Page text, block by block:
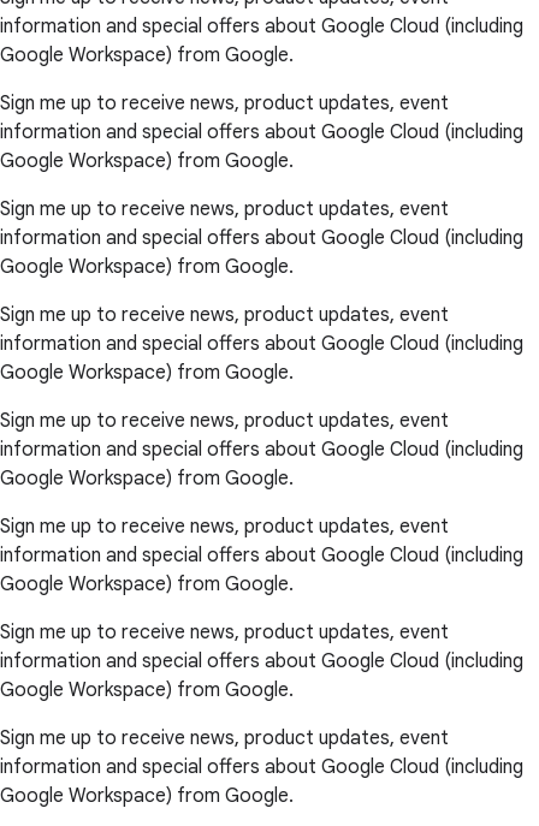
information and special offers about Google Cloud (including
Google Workspace) from Google.
Sign me up to receive news, product updates, event
information and special offers about Google Cloud (including
Google Workspace) from Google.
Sign me up to receive news, product updates, event
information and special offers about Google Cloud (including
Google Workspace) from Google.
Sign me up to receive news, product updates, event
information and special offers about Google Cloud (including
Google Workspace) from Google.
Sign me up to receive news, product updates, event
information and special offers about Google Cloud (including
Google Workspace) from Google.
Sign me up to receive news, product updates, event
information and special offers about Google Cloud (including
Google Workspace) from Google.
Sign me up to receive news, product updates, event
information and special offers about Google Cloud (including
Google Workspace) from Google.
Sign me up to receive news, product updates, event
information and special offers about Google Cloud (including
Google Workspace) from Google.